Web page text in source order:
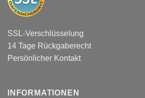
SSL-Verschlüsselung
14 Tage Rückgaberecht
Persönlicher Kontakt
INFORMATIONEN